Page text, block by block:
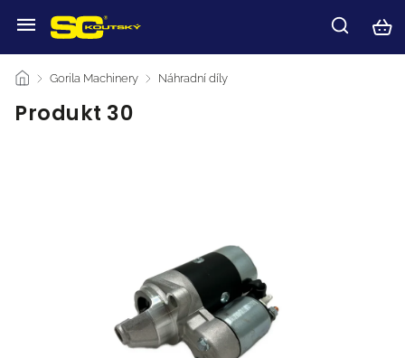
/ Gorila Machinery / Náhradní díly
Produkt 30